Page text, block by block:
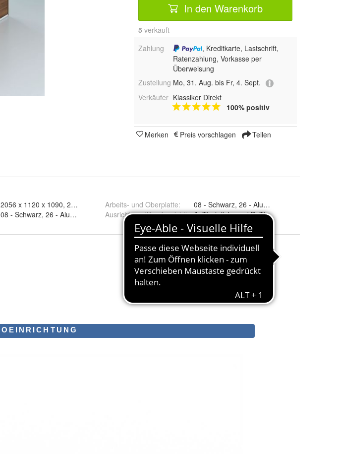
In den Warenkorb
5 verkauft
Zahlung
, Kreditkarte, Lastschrift,
Ratenzahlung, Vorkasse per
Überweisung
Zustellung Mo, 31. Aug. bis Fr, 4. Sept.
Verkäufer Klassiker Direkt
100% positiv
Merken Preis vorschlagen Teilen
2056 x 1120 x 1090, 2256 x 1120 x 1090 und 2456 x 1120 x 1090
08 - Schwarz, 26 - Aluminium Satinato, 31 - Kanadische Eiche, 64 - Kakao, 67 - Weiß Pastell, 106 -
Arbeits- und Oberplatte:
08 - Schwarz, 26 - Aluminium Satinato, 31 -
Ausrichtung (Kundensicht): A: Tisch links und B: Tisch rechts